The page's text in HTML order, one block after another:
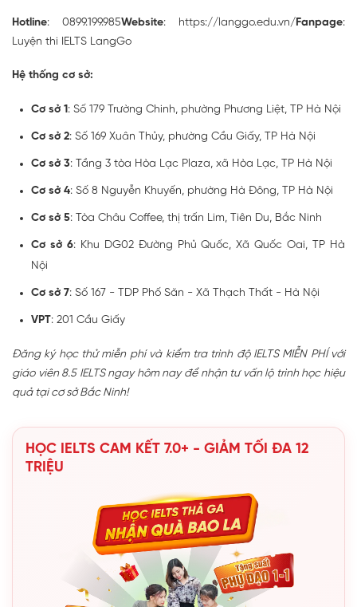
Hotline: 0899.199.985Website: https://langgo.edu.vn/Fanpage:
Luyện thi IELTS LangGo
Hệ thống cơ sở:
Cơ sở 1 : Số 179 Trường Chinh, phường Phương Liệt, TP Hà Nội
Cơ sở 2: Số 169 Xuân Thủy, phường Cầu Giấy, TP Hà Nội
Cơ sở 3: Tầng 3 tòa Hòa Lạc Plaza, xã Hòa Lạc, TP Hà Nội
Cơ sở 4: Số 8 Nguyễn Khuyến, phường Hà Đông, TP Hà Nội
Cơ sở 5: Tòa Châu Coffee, thị trấn Lim, Tiên Du, Bắc Ninh
Cơ sở 6: Khu DG02 Đường Phủ Quốc, Xã Quốc Oai, TP Hà
Nội
Cơ sở 7: Số 167 - TDP Phố Săn - Xã Thạch Thất - Hà Nội
VPT: 201 Cầu Giấy
Đăng ký học thử miễn phí và kiểm tra trình độ IELTS MIỄN PHÍ với
giáo viên 8.5 IELTS ngay hôm nay để nhận tư vấn lộ trình học hiệu
quả tại cơ sở Bắc Ninh!
HỌC IELTS CAM KẾT 7.0+ - GIẢM TỐI ĐA 12
TRIỆU